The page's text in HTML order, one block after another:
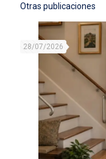
Otras publicaciones
28/07/2026